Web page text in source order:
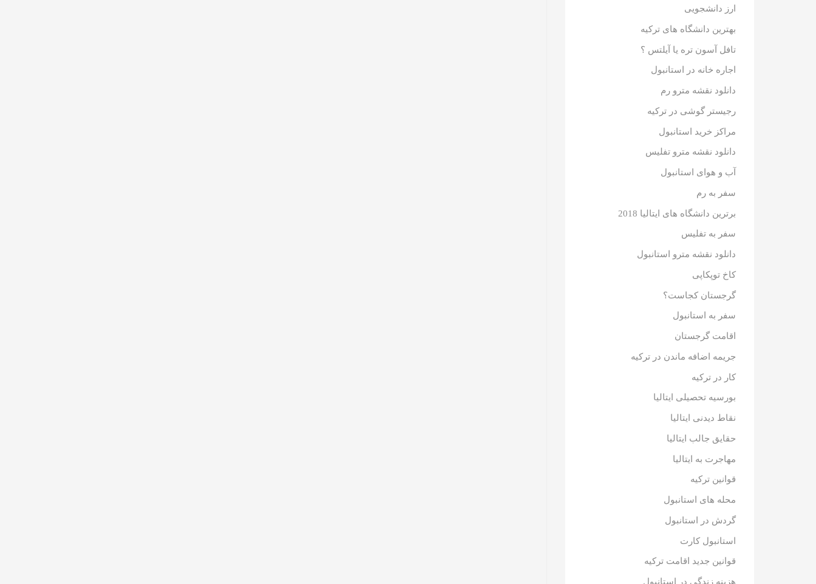
ارز دانشجویی
بهترین دانشگاه های ترکیه
تافل آسون تره یا آیلتس ؟
اجاره خانه در استانبول
دانلود نقشه مترو رم
رجیستر گوشی در ترکیه
مراکز خرید استانبول
دانلود نقشه مترو تفلیس
آب و هوای استانبول
سفر به رم
برترین دانشگاه های ایتالیا 2018
سفر به تفلیس
دانلود نقشه مترو استانبول
کاخ توپکاپی
گرجستان کجاست؟
سفر به استانبول
اقامت گرجستان
جریمه اضافه ماندن در ترکیه
کار در ترکیه
بورسیه تحصیلی ایتالیا
نقاط دیدنی ایتالیا
حقایق جالب ایتالیا
مهاجرت به ایتالیا
قوانین ترکیه
محله های استانبول
گردش در استانبول
استانبول کارت
قوانین جدید اقامت ترکیه
هزینه زندگی در استانبول